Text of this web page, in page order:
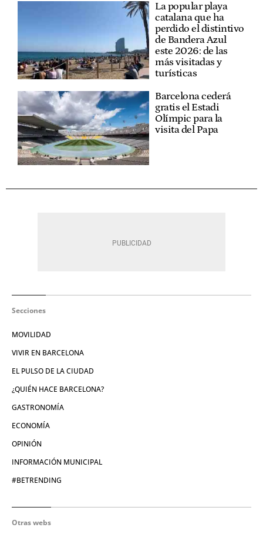
La popular playa
catalana que ha
perdido el distintivo
de Bandera Azul
este 2026: de las
más visitadas y
turísticas
Barcelona cederá
gratis el Estadi
Olímpic para la
visita del Papa
Secciones
MOVILIDAD
VIVIR EN BARCELONA
EL PULSO DE LA CIUDAD
¿QUIÉN HACE BARCELONA?
GASTRONOMÍA
ECONOMÍA
OPINIÓN
INFORMACIÓN MUNICIPAL
#BETRENDING
Otras webs